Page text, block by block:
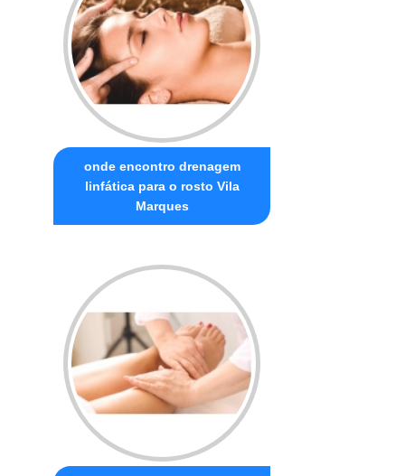
onde encontro drenagem
linfática para o rosto Vila
Marques